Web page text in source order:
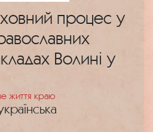
процес у
Волині у
життя краю